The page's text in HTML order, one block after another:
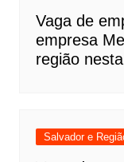
Vaga de
empresa
região
Salvador e